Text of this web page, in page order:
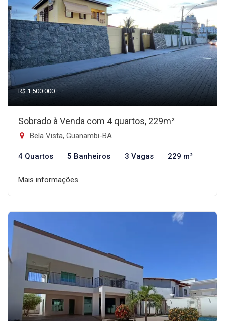
R$ 1.500.000
Sobrado à Venda com 4 quartos, 229m²
Bela Vista, Guanambi-BA
4 Quartos 5 Banheiros 3 Vagas 229 m²
Mais informações